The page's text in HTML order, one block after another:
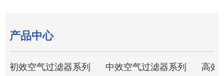
产品中心
初效空气过滤器系列 中效空气过滤器系列 高效